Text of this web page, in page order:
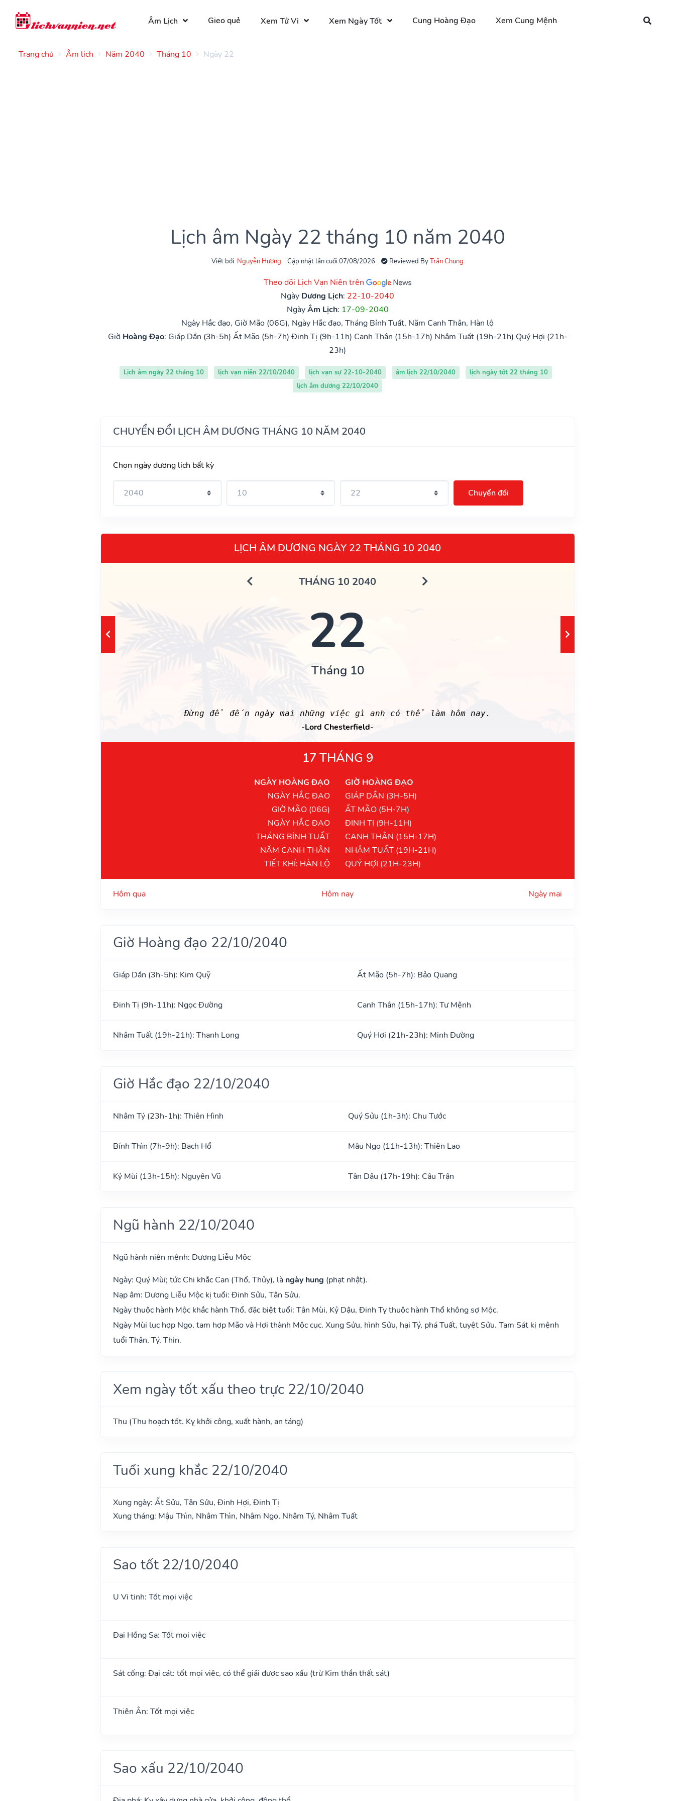
Âm Lịch Gieo quẻ Xem Tử Vi Xem Ngày Tốt Cung Hoàng Đạo Xem Cung Mệnh
Trang chủ Âm lịch Năm 2040 Tháng 10 Ngày 22
Lịch âm Ngày 22 tháng 10 năm 2040
Viết bởi: Nguyễn Hương Cập nhật lần cuối 07/08/2026 Reviewed ByTrần Chung
Theo dõi Lịch Vạn Niên trên
Ngày Dương Lịch: 22-10-2040
NgàyÂm Lịch: 17-09-2040
Ngày Hắc đạo, Giờ Mão (06G), Ngày Hắc đạo, Tháng Bính Tuất, Năm Canh Thân, Hàn lộ
Giờ Hoàng Đạo: Giáp Dần (3h-5h) Ất Mão (5h-7h) Đinh Tị (9h-11h) Canh Thân (15h-17h) Nhâm Tuất (19h-21h) Quý Hợi (21h-
23h)
Lịch âm ngày 22 tháng 10 lịch vạn niên 22/10/2040 lịch vạn sự 22-10-2040 âm lịch 22/10/2040
lịch ngày tốt 22 tháng 10
lịch âm dương 22/10/2040
CHUYỂN ĐỔI LỊCH ÂM DƯƠNG THÁNG 10 NĂM 2040
Chọn ngày dương lịch bất kỳ
Chuyển đổi
LỊCH ÂM DƯƠNG NGÀY 22 THÁNG 10 2040
THÁNG 10 2040
22
Tháng 10
Đừng để đến ngày mai những việc gì anh có thể làm hôm nay.
-Lord Chesterfield-
17 THÁNG 9
NGÀY HOÀNG ĐẠO
NGÀY HẮC ĐẠO
GIỜ MÃO (06G)
NGÀY HẮC ĐẠO
THÁNG BÍNH TUẤT
NĂM CANH THÂN
TIẾT KHÍ: HÀN LỘ
GIỜ HOÀNG ĐẠO
GIÁP DẦN (3H-5H)
ẤT MÃO (5H-7H)
ĐINH TỊ (9H-11H)
CANH THÂN (15H-17H)
NHÂM TUẤT (19H-21H)
QUÝ HỢI (21H-23H)
Hôm qua Hôm nay Ngày mai
Giờ Hoàng đạo 22/10/2040
Giáp Dần (3h-5h): Kim Quỹ Ất Mão (5h-7h): Bảo Quang
Đinh Tị (9h-11h): Ngọc Đường Canh Thân (15h-17h): Tư Mệnh
Nhâm Tuất (19h-21h): Thanh Long Quý Hợi (21h-23h): Minh Đường
Giờ Hắc đạo 22/10/2040
Nhâm Tý (23h-1h): Thiên Hình Quý Sửu (1h-3h): Chu Tước
Bính Thìn (7h-9h): Bạch Hổ Mậu Ngọ (11h-13h): Thiên Lao
Kỷ Mùi (13h-15h): Nguyên Vũ Tân Dậu (17h-19h): Câu Trận
Ngũ hành 22/10/2040
Ngũ hành niên mệnh: Dương Liễu Mộc
Ngày: Quý Mùi; tức Chi khắc Can (Thổ, Thủy), là ngày hung (phạt nhật).
Nạp âm: Dương Liễu Mộc kị tuổi: Đinh Sửu, Tân Sửu.
Ngày thuộc hành Mộc khắc hành Thổ, đặc biệt tuổi: Tân Mùi, Kỷ Dậu, Đinh Tỵ thuộc hành Thổ không sợ Mộc.
Ngày Mùi lục hợp Ngọ, tam hợp Mão và Hợi thành Mộc cục. Xung Sửu, hình Sửu, hại Tý, phá Tuất, tuyệt Sửu. Tam Sát kị mệnh
tuổi Thân, Tý, Thìn.
Xem ngày tốt xấu theo trực 22/10/2040
Thu (Thu hoạch tốt. Kỵ khởi công, xuất hành, an táng)
Tuổi xung khắc 22/10/2040
Xung ngày: Ất Sửu, Tân Sửu, Đinh Hợi, Đinh Tị
Xung tháng: Mậu Thìn, Nhâm Thìn, Nhâm Ngọ, Nhâm Tý, Nhâm Tuất
Sao tốt 22/10/2040
U Vi tinh: Tốt mọi việc
Đại Hồng Sa: Tốt mọi việc
Sát cống: Đại cát: tốt mọi việc, có thể giải được sao xấu (trừ Kim thần thất sát)
Thiên Ân: Tốt mọi việc
Sao xấu 22/10/2040